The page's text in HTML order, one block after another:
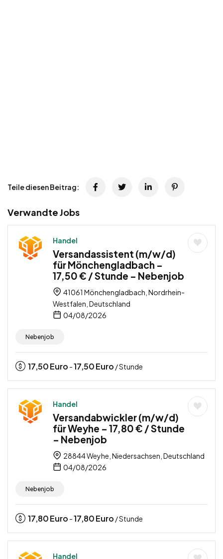
Teile diesen Beitrag:
Verwandte Jobs
Handel
Versandassistent (m/w/d)
für Mönchengladbach –
17,50 € / Stunde – Nebenjob
41061 Mönchengladbach, Nordrhein-
Westfalen, Deutschland
04/08/2026
Nebenjob
17,50Euro -17,50Euro / Stunde
Handel
Versandabwickler (m/w/d)
für Weyhe – 17,80 € / Stunde
– Nebenjob
28844 Weyhe, Niedersachsen, Deutschland
04/08/2026
Nebenjob
17,80Euro -17,80Euro / Stunde
Handel